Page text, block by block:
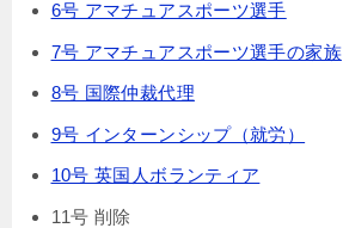
6号 アマチュアスポーツ選手
7号 アマチュアスポーツ選手の家族
8号 国際仲裁代理
9号 インターンシップ（就労）
10号 英国人ボランティア
11号 削除